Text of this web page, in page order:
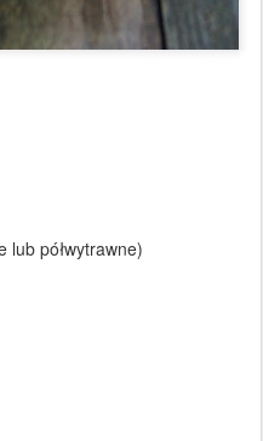
lub półwytrawne)